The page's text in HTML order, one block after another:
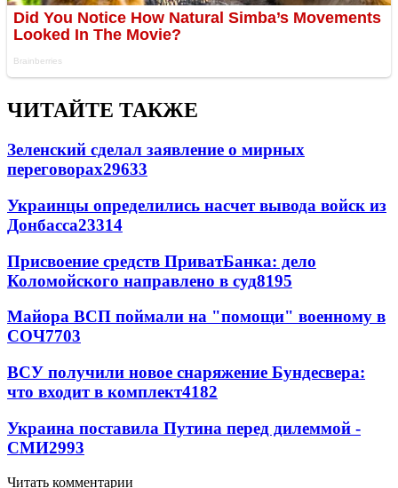
ЧИТАЙТЕ ТАКЖЕ
Зеленский сделал заявление о мирных
переговорах29633
Украинцы определились насчет вывода войск из
Донбасса23314
Присвоение средств ПриватБанка: дело
Коломойского направлено в суд8195
Майора ВСП поймали на "помощи" военному в
СОЧ7703
ВСУ получили новое снаряжение Бундесвера:
что входит в комплект4182
Украина поставила Путина перед дилеммой -
СМИ2993
Читать комментарии